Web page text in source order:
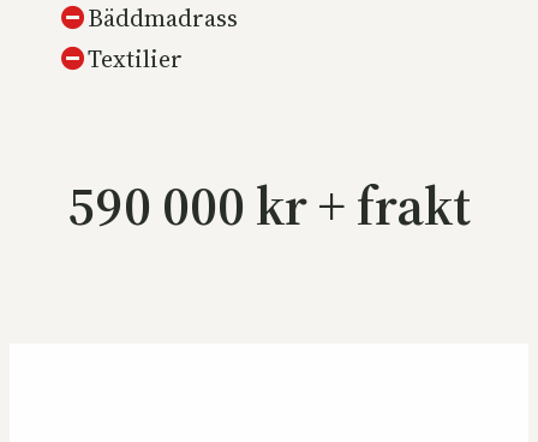
Bäddmadrass
Textilier
590 000 kr + frakt